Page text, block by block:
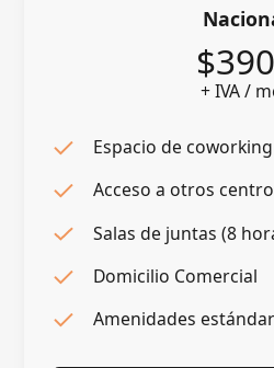
+ IVA /
Espacio de
Acceso a otros
Salas de juntas (8
Domicilio Comercial
Amenidades estándar